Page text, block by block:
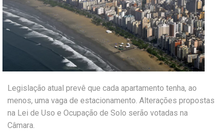
Legislação atual prevê que cada apartamento tenha, ao
menos, uma vaga de estacionamento. Alterações propostas
na Lei de Uso e Ocupação de Solo serão votadas na
Câmara.